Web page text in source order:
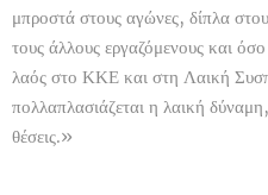
μπροστά στους αγώνες, δίπλα
τους άλλους εργαζόμενους και
λαός στο ΚΚΕ και στη Λαική
πολλαπλασιάζεται η λαική
θέσεις.»